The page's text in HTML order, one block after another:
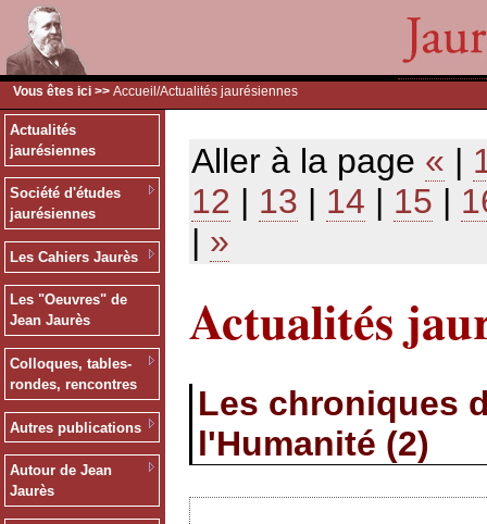
Vous êtes ici >> Accueil /Actualités jaurésiennes
Actualités
jaurésiennes
Société d'études
jaurésiennes
Les Cahiers Jaurès
Les "Oeuvres" de
Jean Jaurès
Colloques, tables-
rondes, rencontres
Autres publications
Autour de Jean
Jaurès
Aller à la page « |
12 | 13 | 14 | 15 |
| »
Actualités
Les chroniques
l'Humanité (2)